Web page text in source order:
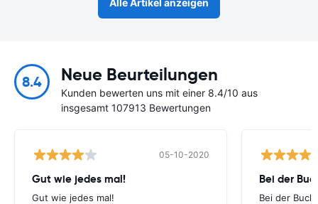
Alle Artikel anzeigen
8.4 Neue Beurteilungen
Kunden bewerten uns mit einer 8.4/10 aus
insgesamt 107913 Bewertungen
05-10-2020
Gut wie jedes mal!
Gut wie jedes mal!
Bei der
Bei der